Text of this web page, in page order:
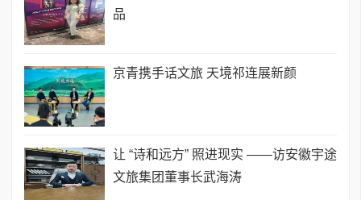
品
京青携手话文旅 天境祁连展新颜
让 “诗和远方” 照进现实 ——访安徽宇途
文旅集团董事长武海涛